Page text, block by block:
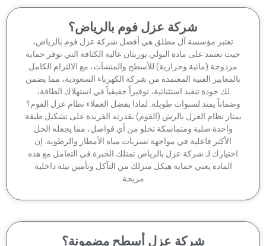
شركة عزل فوم بالرياض؟
تعتبر مؤسسة آل مطلق هي أفضل شركة عزل فوم بالرياض،
نعتمد على مادة البولي يوريثان عالية الكثافة التي توفر حماية
(مائية وحرارية) للأسطح والمنشآت، مع الالتزام الكامل
الفنية المعتمدة من شركة الكهرباء السعودية، مما يضمن
لك جودة تنفيذ استثنائية، توفيراً حقيقياً في استهلاك الطاقة،
يمتد لسنوات طويلة. لماذا يفضل العملاء نظام عزل الفوم؟
نظام العزل بالرش (الفوم) بقدرته الفريدة على تشكيل طبقة
واحدة صلبة ومتماسكة تخلو من أي فواصل، مما يجعله الحل
الأكثر فاعلية في مواجهة تسربات مياه الأمطار والرطوبة. إن
لـ شركة عزل بالرياض تمتلك الخبرة في التعامل مع هذه
المادة يعني حماية هيكل منزلك من التآكل وتأمين بيئة داخلية
شركة عزل أسطح مضمونة؟